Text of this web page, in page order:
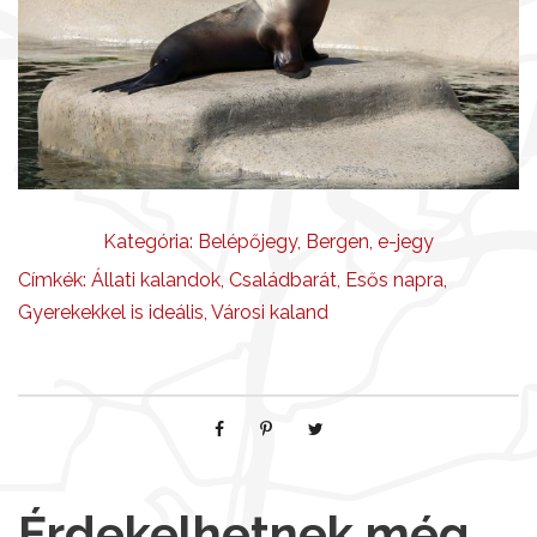
Kategória: Belépőjegy, Bergen, e-jegy
Címkék: Állati kalandok, Családbarát, Esős napra,
Gyerekekkel is ideális, Városi kaland